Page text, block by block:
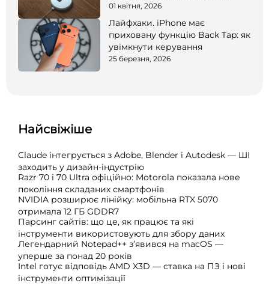
01 квітня, 2026
Лайфхаки. iPhone має
приховану функцію Back Tap: як
увімкнути керування
25 березня, 2026
Найсвіжіше
Claude інтегрується з Adobe, Blender і Autodesk — ШІ
заходить у дизайн-індустрію
Razr 70 і 70 Ultra офіційно: Motorola показала нове
покоління складаних смартфонів
NVIDIA розширює лінійку: мобільна RTX 5070
отримала 12 ГБ GDDR7
Парсинг сайтів: що це, як працює та які
інструменти використовують для збору даних
Легендарний Notepad++ з’явився на macOS —
уперше за понад 20 років
Intel готує відповідь AMD X3D — ставка на ПЗ і нові
інструменти оптимізації